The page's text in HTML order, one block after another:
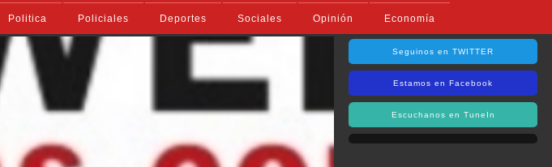
Politica Policiales Deportes Sociales Opinión Economía
Seguinos en TWITTER
Estamos en Facebook
Escuchanos en TuneIn